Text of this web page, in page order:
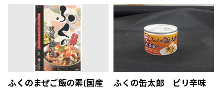
ふくのまぜご飯の素(国産
ふくの缶太郎 ピリ辛味